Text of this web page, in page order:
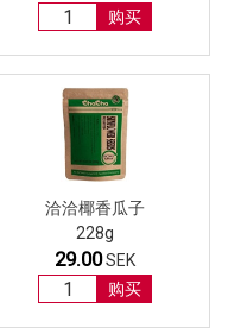
购买
洽洽椰香瓜子
228g
29.00SEK
购买